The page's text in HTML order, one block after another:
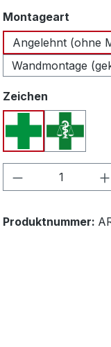
Montageart
Angelehnt (ohne
Wandmontage
Zeichen
Produkt
Produktnummer: